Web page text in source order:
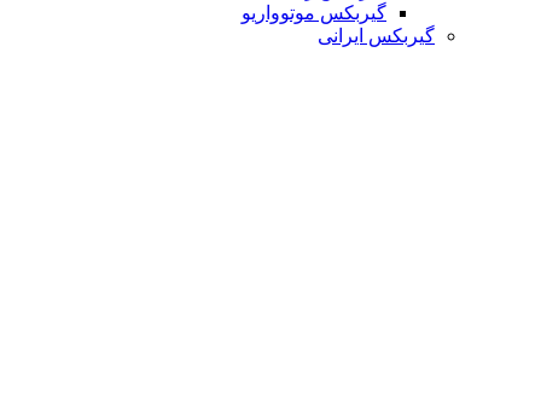
گیربکس موتوواریو
گیربکس ایرانی